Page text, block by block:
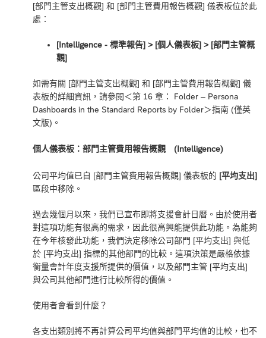
[部門主管支出概觀] 和 [部門主管費用報告概觀] 儀表板位於此
處：
[Intelligence - 標準報告] ‎> [個人儀表板] > [部門主管概
觀]
如需有關 [部門主管支出概觀] 和 [部門主管費用報告概觀] 儀
表板的詳細資訊，請參閱＜第 16 章： Folder – Persona
Dashboards in the Standard Reports by Folder＞指南 (僅英
文版)。
個人儀表板：部門主管費用報告概觀 (Intelligence)
公司平均值已自 [部門主管費用報告概觀] 儀表板的 [平均支出]
區段中移除。
過去幾個月以來，我們已宣布即將支援會計日曆。由於使用者
對這項功能有很高的需求，因此很高興能提供此功能。為能夠
在今年核發此功能，我們決定移除公司部門 [平均支出] 與低
於 [平均支出] 指標的其他部門的比較。這項決策是嚴格依據
衡量會計年度支援所提供的價值，以及部門主管 [平均支出]
與公司其他部門進行比較所得的價值。
使用者會看到什麼？
各支出類別將不再計算公司平均值與部門平均值的比較，也不